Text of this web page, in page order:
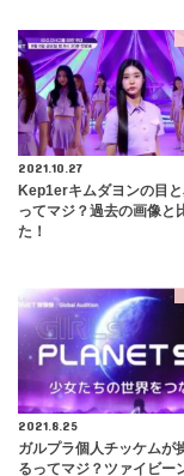
2021.10.27
Kep1erキムダヨンの目
ってマジ？過去の画像と
た！
2021.8.25
ガルプラ個人チッケムが
るってマジ？ツァイビー